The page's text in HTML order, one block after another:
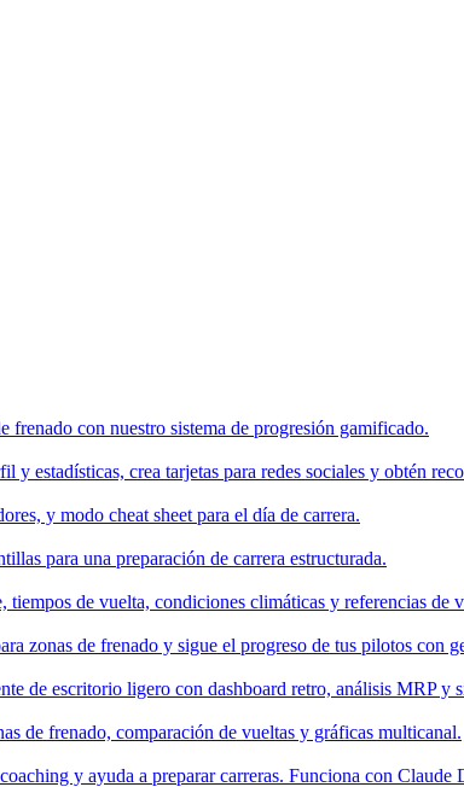
frenado con nuestro sistema de progresión gamificado.
estadísticas, crea tarjetas para redes sociales y obtén
y modo cheat sheet para el día de carrera.
para una preparación de carrera estructurada.
de vuelta, condiciones climáticas y referencias de
zonas de frenado y sigue el progreso de tus pilotos con
de escritorio ligero con dashboard retro, análisis MRP y
de frenado, comparación de vueltas y gráficas multicanal.
y ayuda a preparar carreras. Funciona con Claude